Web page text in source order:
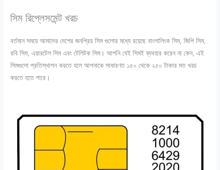
সিম রিপ্লেসমেন্ট খরচ
বর্তমান সময়ে আমাদের দেশের জনপ্রিয় সিম গুলোর মধ্যে রয়েছে বাংলালিংক সিম, জিপি সিম,
রবি সিম, এয়ারটেল সিম এবং টেলিটক সিম। আপনি যেই সিমই ব্যবহার করেন না কেন, এই
সিমগুলো প্রতিস্থাপন করতে হলে আপনাকে সাধারণত ১৫০ থেকে ২৫০ টাকার মত খরচ
করতে হতে পারে।